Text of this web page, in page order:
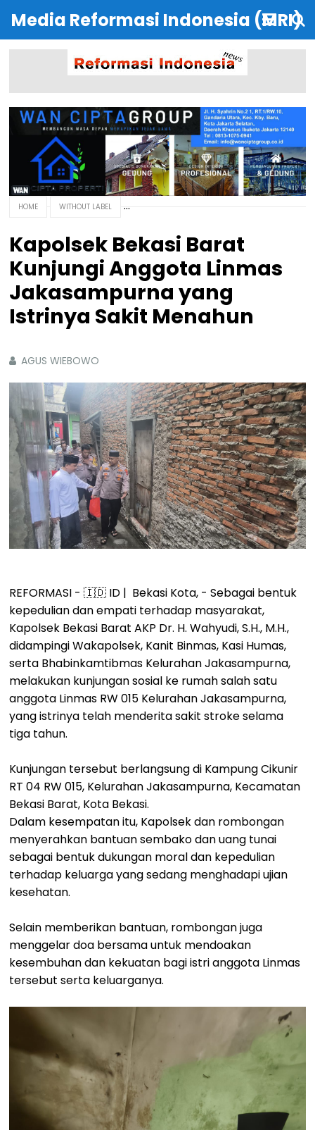
Media Reformasi Indonesia (MRI)
HOME WITHOUT LABEL
Kapolsek Bekasi Barat
Kunjungi Anggota Linmas
Jakasampurna yang
Istrinya Sakit Menahun
AGUS WIEBOWO
REFORMASI - 🇮🇩 ID | Bekasi Kota, - Sebagai bentuk
kepedulian dan empati terhadap masyarakat,
Kapolsek Bekasi Barat AKP Dr. H. Wahyudi, S.H., M.H.,
didampingi Wakapolsek, Kanit Binmas, Kasi Humas,
serta Bhabinkamtibmas Kelurahan Jakasampurna,
melakukan kunjungan sosial ke rumah salah satu
anggota Linmas RW 015 Kelurahan Jakasampurna,
yang istrinya telah menderita sakit stroke selama
tiga tahun.
Kunjungan tersebut berlangsung di Kampung Cikunir
RT 04 RW 015, Kelurahan Jakasampurna, Kecamatan
Bekasi Barat, Kota Bekasi.
Dalam kesempatan itu, Kapolsek dan rombongan
menyerahkan bantuan sembako dan uang tunai
sebagai bentuk dukungan moral dan kepedulian
terhadap keluarga yang sedang menghadapi ujian
kesehatan.
Selain memberikan bantuan, rombongan juga
menggelar doa bersama untuk mendoakan
kesembuhan dan kekuatan bagi istri anggota Linmas
tersebut serta keluarganya.